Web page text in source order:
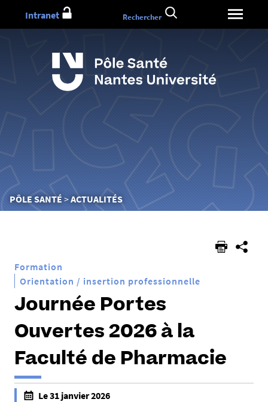
au
Vous
êtes
PÔLE SANTÉ ACTUALITÉS
Intranet Rechercher
Formation
Orientation / insertion professionnelle
Journée Portes
Ouvertes 2026 à la
Faculté de Pharmacie
Le 31 janvier 2026